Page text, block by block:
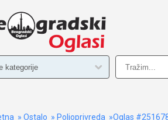
» Ostalo » Poljoprivreda »Oglas